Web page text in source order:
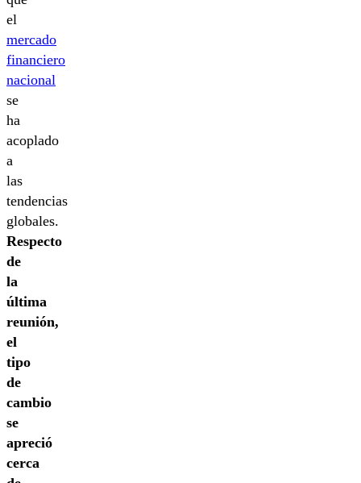
el
mercado
financiero
nacional
se
ha
acoplado
a
las
tendencias
globales.
Respecto
de
la
última
reunión,
el
tipo
de
cambio
se
apreció
cerca